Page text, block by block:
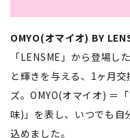
OMYO(オマイオ) BY
「LENSME」から登場し
と輝きを与える、1ヶ月
ズ。OMYO(オマイオ) ＝
味)」を表し、いつでも自
込めました。